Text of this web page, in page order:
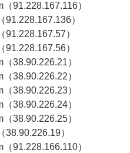
91.228.167.116）
91.228.167.136）
91.228.167.57）
91.228.167.56）
38.90.226.21）
38.90.226.22）
38.90.226.23）
38.90.226.24）
38.90.226.25）
38.90.226.19）
91.228.166.110）